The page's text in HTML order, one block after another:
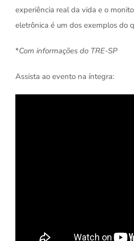
experiência real da vida e o
eletrônica é um dos exemplos do
*Com informações do TRE-SP
Assista ao evento na íntegra: